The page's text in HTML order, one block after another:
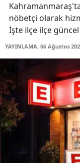
nöbetçi olarak
İşte ilçe ilçe
YAYINLAMA: 06 Ağustos